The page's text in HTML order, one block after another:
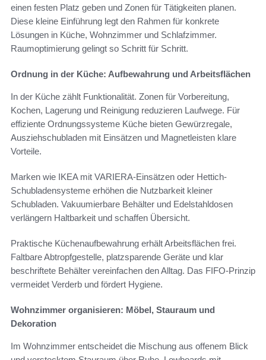
einen festen Platz geben und Zonen für Tätigkeiten planen.
Diese kleine Einführung legt den Rahmen für konkrete
Lösungen in Küche, Wohnzimmer und Schlafzimmer.
Raumoptimierung gelingt so Schritt für Schritt.
Ordnung in der Küche: Aufbewahrung und Arbeitsflächen
In der Küche zählt Funktionalität. Zonen für Vorbereitung,
Kochen, Lagerung und Reinigung reduzieren Laufwege. Für
effiziente Ordnungssysteme Küche bieten Gewürzregale,
Ausziehschubladen mit Einsätzen und Magnetleisten klare
Vorteile.
Marken wie IKEA mit VARIERA-Einsätzen oder Hettich-
Schubladensysteme erhöhen die Nutzbarkeit kleiner
Schubladen. Vakuumierbare Behälter und Edelstahldosen
verlängern Haltbarkeit und schaffen Übersicht.
Praktische Küchenaufbewahrung erhält Arbeitsflächen frei.
Faltbare Abtropfgestelle, platzsparende Geräte und klar
beschriftete Behälter vereinfachen den Alltag. Das FIFO-Prinzip
vermeidet Verderb und fördert Hygiene.
Wohnzimmer organisieren: Möbel, Stauraum und
Dekoration
Im Wohnzimmer entscheidet die Mischung aus offenem Blick